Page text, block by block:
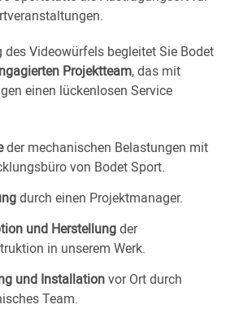
des Videowürfels begleitet Sie Bodet
Projektteam, das mit
einen lückenlosen Service
der mechanischen Belastungen mit
von Bodet Sport.
durch einen Projektmanager.
und Herstellungder
in unserem Werk.
und Installationvor Ort durch
Team.